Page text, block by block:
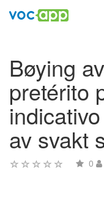
Bøying
pretérito
av svakt
0